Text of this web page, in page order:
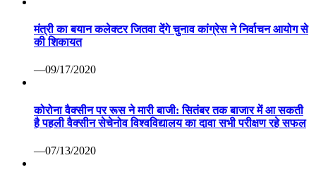
मंत्री का बयान कलेक्टर जितवा देंगे चुनाव कांग्रेस ने निर्वाचन आयोग से
की शिकायत
—09/17/2020
कोरोना वैक्सीन पर रूस ने मारी बाजी: सितंबर तक बाजार में आ सकती
है पहली वैक्सीन सेचेनोव विश्वविद्यालय का दावा सभी परीक्षण रहे सफल
—07/13/2020